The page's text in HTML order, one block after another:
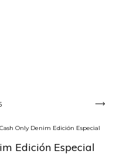
Only Denim Edición Especial
Edición Especial